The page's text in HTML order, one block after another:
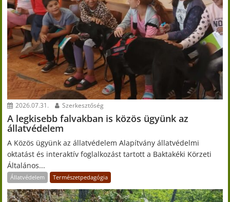
2026.07.31. Szerkesztőség
A legkisebb falvakban is közös ügyünk az
állatvédelem
A Közös ügyünk az állatvédelem Alapítvány állatvédelmi
oktatást és interaktív foglalkozást tartott a Baktakéki Körzeti
Általános...
Állatvédelem Természetpedagógia